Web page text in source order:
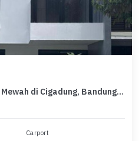
Kesempatan Langka, rumah Mewah di Cigadung, Bandung, LB 175m²
Carport